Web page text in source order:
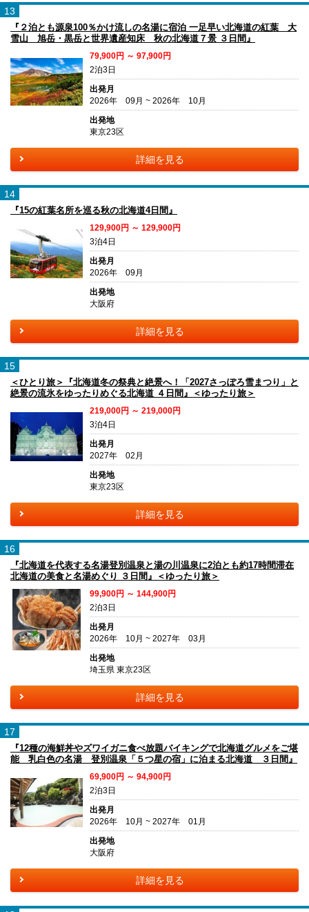
13
『２泊とも源泉100％かけ流しの名湯に宿泊 一足早い北海道の紅葉 大
雪山 旭岳・黒岳と世界遺産知床 秋の北海道７景 ３日間』
79,900円 ～ 97,900円
2泊3日
出発月
2026年 09月 ~ 2026年 10月
出発地
東京23区
詳細を見る
14
『15の紅葉名所を巡る秋の北海道4日間』
129,900円 ～ 129,900円
3泊4日
出発月
2026年 09月
出発地
大阪府
詳細を見る
15
＜ひとり旅＞『北海道冬の祭典と絶景へ！「2027さっぽろ雪まつり」と
絶景の流氷をゆったりめぐる北海道 ４日間』＜ゆったり旅＞
219,000円 ～ 219,000円
3泊4日
出発月
2027年 02月
出発地
東京23区
詳細を見る
16
『北海道を代表する名湯登別温泉と湯の川温泉に2泊とも約17時間滞在
北海道の美食と名湯めぐり ３日間』＜ゆったり旅＞
99,900円 ～ 144,900円
2泊3日
出発月
2026年 10月 ~ 2027年 03月
出発地
埼玉県 東京23区
詳細を見る
17
『12種の海鮮丼やズワイガニ食べ放題バイキングで北海道グルメをご堪
能 乳白色の名湯 登別温泉「５つ星の宿」に泊まる北海道 ３日間』
69,900円 ～ 94,900円
2泊3日
出発月
2026年 10月 ~ 2027年 01月
出発地
大阪府
詳細を見る